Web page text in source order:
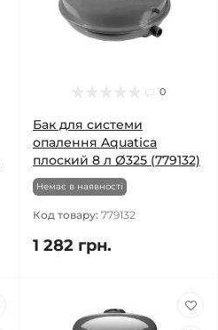
0
Бак для системи
опалення Aquatica
плоский 8 л Ø325 (779132)
Немає в наявності
Код товару: 779132
1 282 грн.